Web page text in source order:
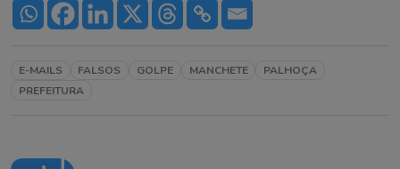
E-MAILS FALSOS GOLPE MANCHETE
PALHOÇA
PREFEITURA